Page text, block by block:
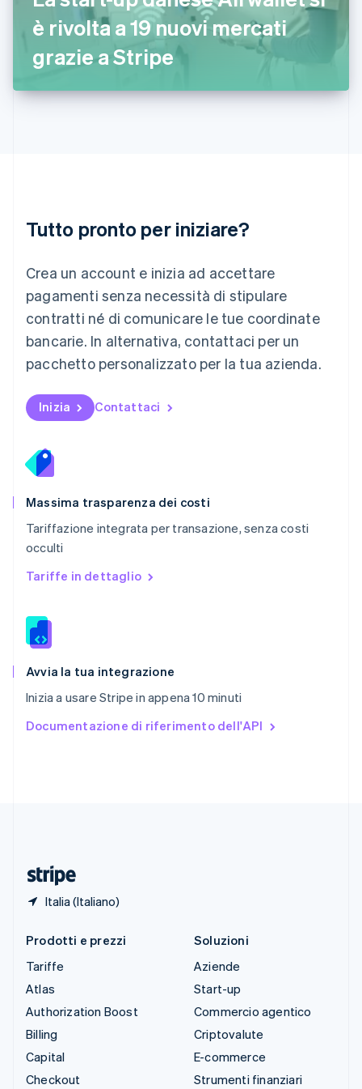
è rivolta a 19 nuovi mercati
grazie a Stripe
Tutto pronto per iniziare?
Crea un account e inizia ad accettare
pagamenti senza necessità di stipulare
contratti né di comunicare le tue coordinate
bancarie. In alternativa, contattaci per un
pacchetto personalizzato per la tua azienda.
Inizia Contattaci
Massima trasparenza dei costi
Tariffazione integrata per transazione, senza costi
occulti
Tariffe in dettaglio
Avvia la tua integrazione
Inizia a usare Stripe in appena 10 minuti
Documentazione di riferimento dell'API
Italia (Italiano)
English
Italia
Italiano English
Lettonia
Liechtenstein
Malta
English
EspañolEnglish
Norvegia
English
Nuova Zelanda
English
NederlandsEnglish
English
Portogallo
RAS di Hong Kong, Cina
English
English
English
Romania
English
Slovacchia
Slovenia
English Italiano
EspañolEnglish
English Español 简体中文
Prodotti e prezzi
Tariffe
Atlas
Authorization Boost
Billing
Capital
Checkout
Soluzioni
Aziende
Start-up
Commercio agentico
Criptovalute
E-commerce
Strumenti finanziari